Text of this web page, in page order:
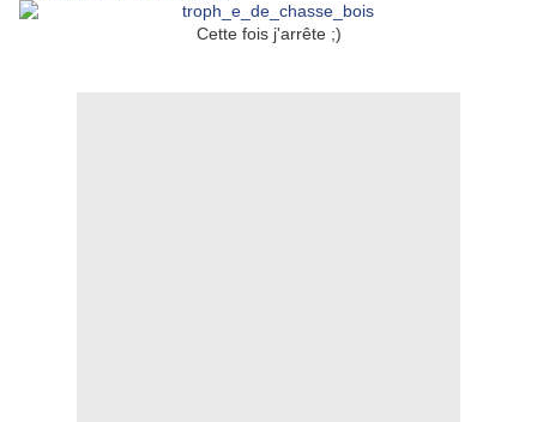
Cette fois j'arrête ;)